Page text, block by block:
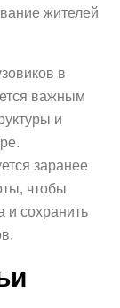
жителей
в
важным
и
заранее
чтобы
и сохранить